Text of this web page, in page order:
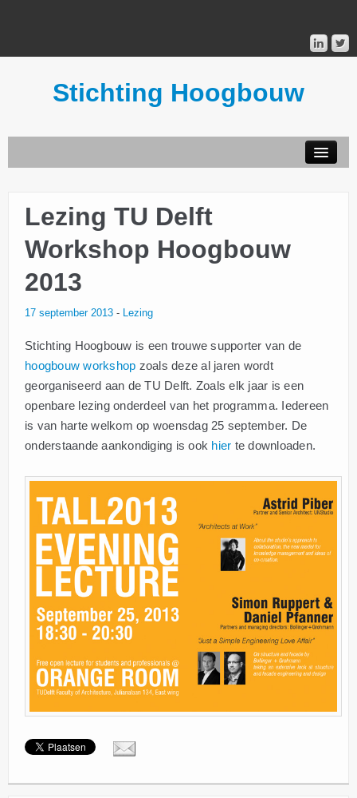
Stichting Hoogbouw
PUBLICATIES
DONATEURS
Lezing TU Delft
Workshop Hoogbouw
2013
17 september 2013 - Lezing
Stichting Hoogbouw is een trouwe supporter van de
hoogbouw workshop zoals deze al jaren wordt
georganiseerd aan de TU Delft. Zoals elk jaar is een
openbare lezing onderdeel van het programma. Iedereen
is van harte welkom op woensdag 25 september. De
onderstaande aankondiging is ook hier te downloaden.